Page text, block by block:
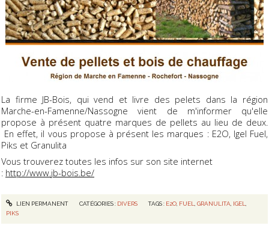
La firme JB-Bois, qui vend et livre des pelets dans la région
Marche-en-Famenne/Nassogne vient de m'informer qu'elle
propose à présent quatre marques de pellets au lieu de deux.
En effet, il vous propose à présent les marques : E2O, Igel Fuel,
Piks et Granulita
Vous trouverez toutes les infos sur son site internet
: http://www.jb-bois.be/
LIEN PERMANENT CATÉGORIES : DIVERS TAGS : E2O, FUEL,GRANULITA, IGEL,
PIKS